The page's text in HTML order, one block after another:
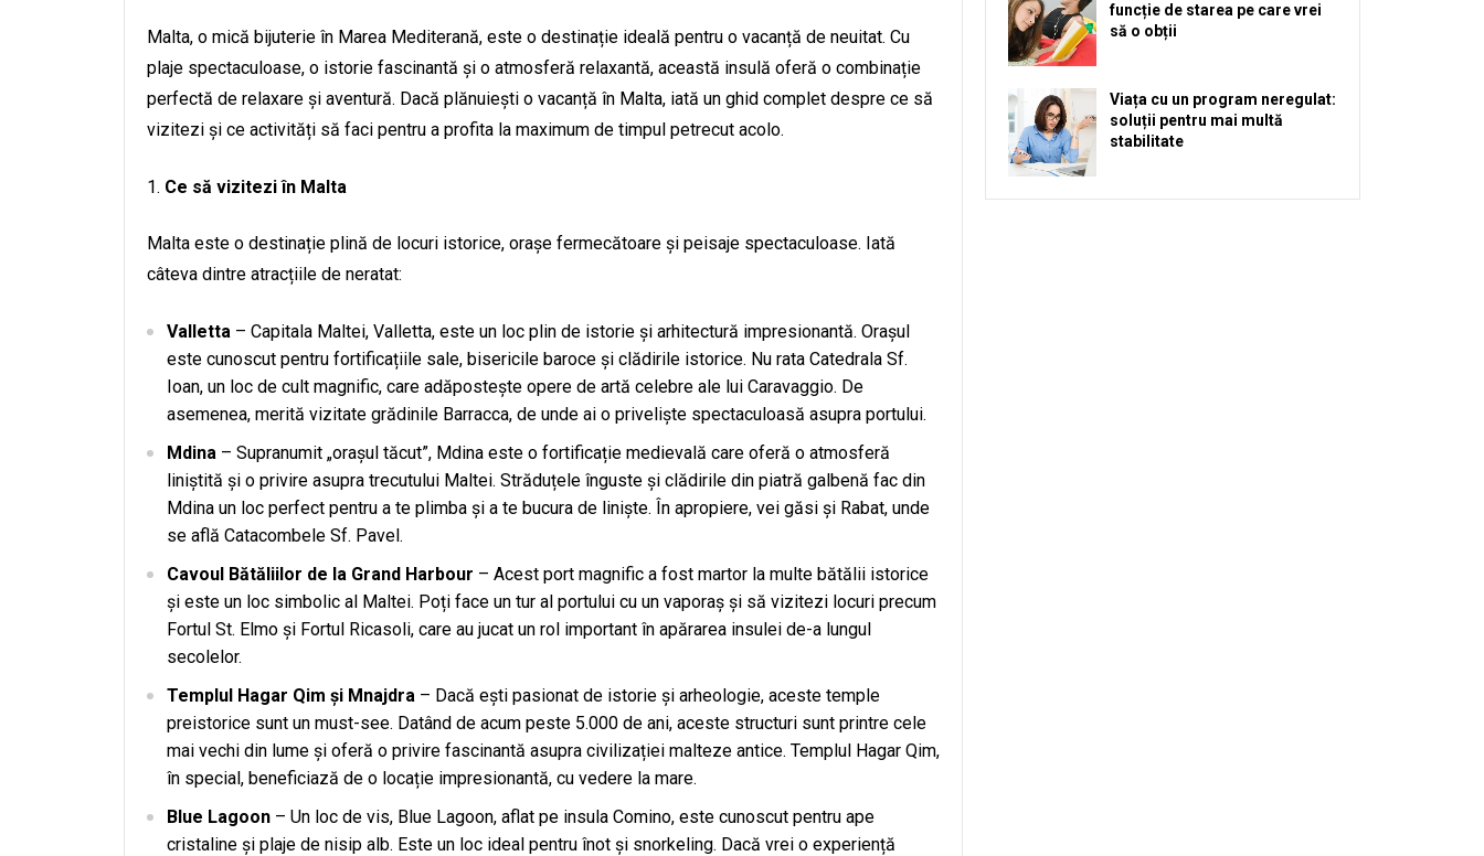
Malta, o mică bijuterie în Marea Mediterană, este o destinație ideală pentru o vacanță de neuitat. Cu
plaje spectaculoase, o istorie fascinantă și o atmosferă relaxantă, această insulă oferă o combinație
perfectă de relaxare și aventură. Dacă plănuiești o vacanță în Malta, iată un ghid complet despre ce să
vizitezi și ce activități să faci pentru a profita la maximum de timpul petrecut acolo.
Ce să vizitezi în Malta
Malta este o destinație plină de locuri istorice, orașe fermecătoare și peisaje spectaculoase. Iată
câteva dintre atracțiile de neratat:
Valletta – Capitala Maltei, Valletta, este un loc plin de istorie și arhitectură impresionantă. Orașul
este cunoscut pentru fortificațiile sale, bisericile baroce și clădirile istorice. Nu rata Catedrala Sf.
Ioan, un loc de cult magnific, care adăpostește opere de artă celebre ale lui Caravaggio. De
asemenea, merită vizitate grădinile Barracca, de unde ai o priveliște spectaculoasă asupra portului.
Mdina – Supranumit „orașul tăcut”, Mdina este o fortificație medievală care oferă o atmosferă
liniștită și o privire asupra trecutului Maltei. Străduțele înguste și clădirile din piatră galbenă fac din
Mdina un loc perfect pentru a te plimba și a te bucura de liniște. În apropiere, vei găsi și Rabat, unde
se află Catacombele Sf. Pavel.
Cavoul Bătăliilor de la Grand Harbour – Acest port magnific a fost martor la multe bătălii istorice
și este un loc simbolic al Maltei. Poți face un tur al portului cu un vaporaș și să vizitezi locuri precum
Fortul St. Elmo și Fortul Ricasoli, care au jucat un rol important în apărarea insulei de-a lungul
secolelor.
Templul Hagar Qim și Mnajdra – Dacă ești pasionat de istorie și arheologie, aceste temple
preistorice sunt un must-see. Datând de acum peste 5.000 de ani, aceste structuri sunt printre cele
mai vechi din lume și oferă o privire fascinantă asupra civilizației malteze antice. Templul Hagar Qim,
în special, beneficiază de o locație impresionantă, cu vedere la mare.
Blue Lagoon – Un loc de vis, Blue Lagoon, aflat pe insula Comino, este cunoscut pentru ape
cristaline și plaje de nisip alb. Este un loc ideal pentru înot și snorkeling. Dacă vrei o experiență
funcție de starea pe care vrei
să o obții
Viața cu un program neregulat:
soluții pentru mai multă
stabilitate